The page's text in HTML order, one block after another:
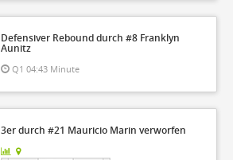
Defensiver Rebound durch #8 Franklyn
Aunitz
Q1 04:43 Minute
3er durch #21 Mauricio Marin verworfen